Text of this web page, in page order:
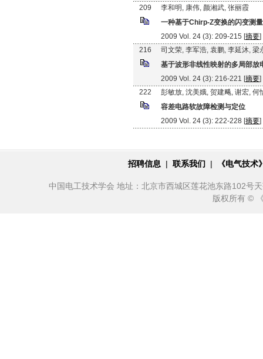
209
李和明, 康伟, 颜湘武, 张丽霞
一种基于Chirp-Z变换的闪变测
2009 Vol. 24 (3): 209-215 [摘要]
216
司文荣, 李军浩, 袁鹏, 李延沐, 梁
基于波形非线性映射的多局部放
2009 Vol. 24 (3): 216-221 [摘要]
222
彭敏放, 沈美娥, 贺建飚, 谢宏, 何
容差电路软故障检测与定位
2009 Vol. 24 (3): 222-228 [摘要]
招聘信息 | 联系我们 | 《电气技
中国电工技术学会 地址：北京市西城区莲花池东路102号
版权所有 ©